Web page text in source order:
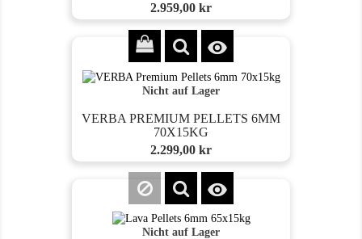
Preis
2.959,00 kr

Nicht auf Lager
VERBA PREMIUM PELLETS 6MM
70X15KG
Preis
2.299,00 kr

Nicht auf Lager